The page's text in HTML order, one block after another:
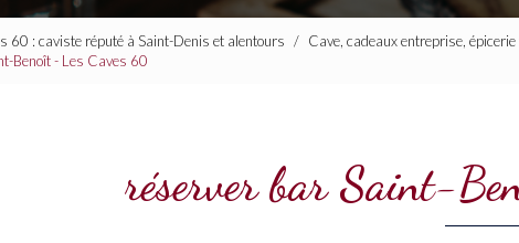
60 : caviste réputé à Saint-Denis et alentours
Cave, cadeaux entreprise,
Benoît - Les Caves 60
réserver bar Saint-